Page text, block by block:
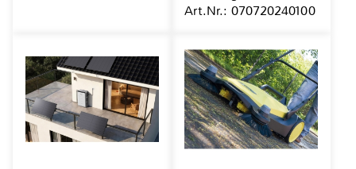
Art.Nr.: 070720240100